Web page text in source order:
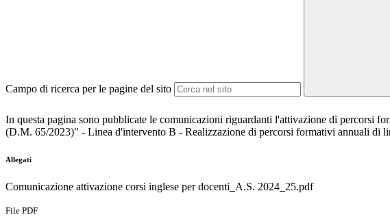
Campo di ricerca per le pagine del sito
In questa pagina sono pubblicate le comunicazioni riguardanti l'attivazione di percorsi
(D.M. 65/2023)" - Linea d'intervento B - Realizzazione di percorsi formativi annuali di
Allegati
Comunicazione attivazione corsi inglese per docenti_A.S. 2024_25.pdf
File PDF